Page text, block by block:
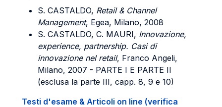
S. CASTALDO, Retail & Channel
Management, Egea, Milano, 2008
S. CASTALDO, C. MAURI, Innovazione,
experience, partnership. Casi di
innovazione nel retail, Franco Angeli,
Milano, 2007 - PARTE I E PARTE II
(esclusa la parte III, capp. 8, 9 e 10)
Testi d'esame & Articoli on line (verifica